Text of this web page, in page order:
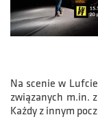
Na scenie w
związanych m.in.
Każdy z innym